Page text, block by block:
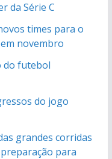
da Série C
times para o
novembro
do futebol
do jogo
grandes corridas
para